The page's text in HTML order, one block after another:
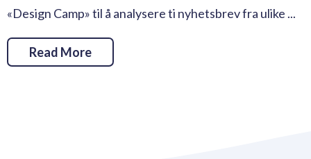
«Design Camp» til å analysere ti nyhetsbrev fra ulike ...
Read More